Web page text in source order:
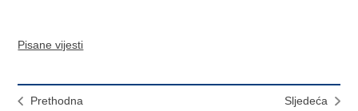
Pisane vijesti
Prethodna
Sljedeća